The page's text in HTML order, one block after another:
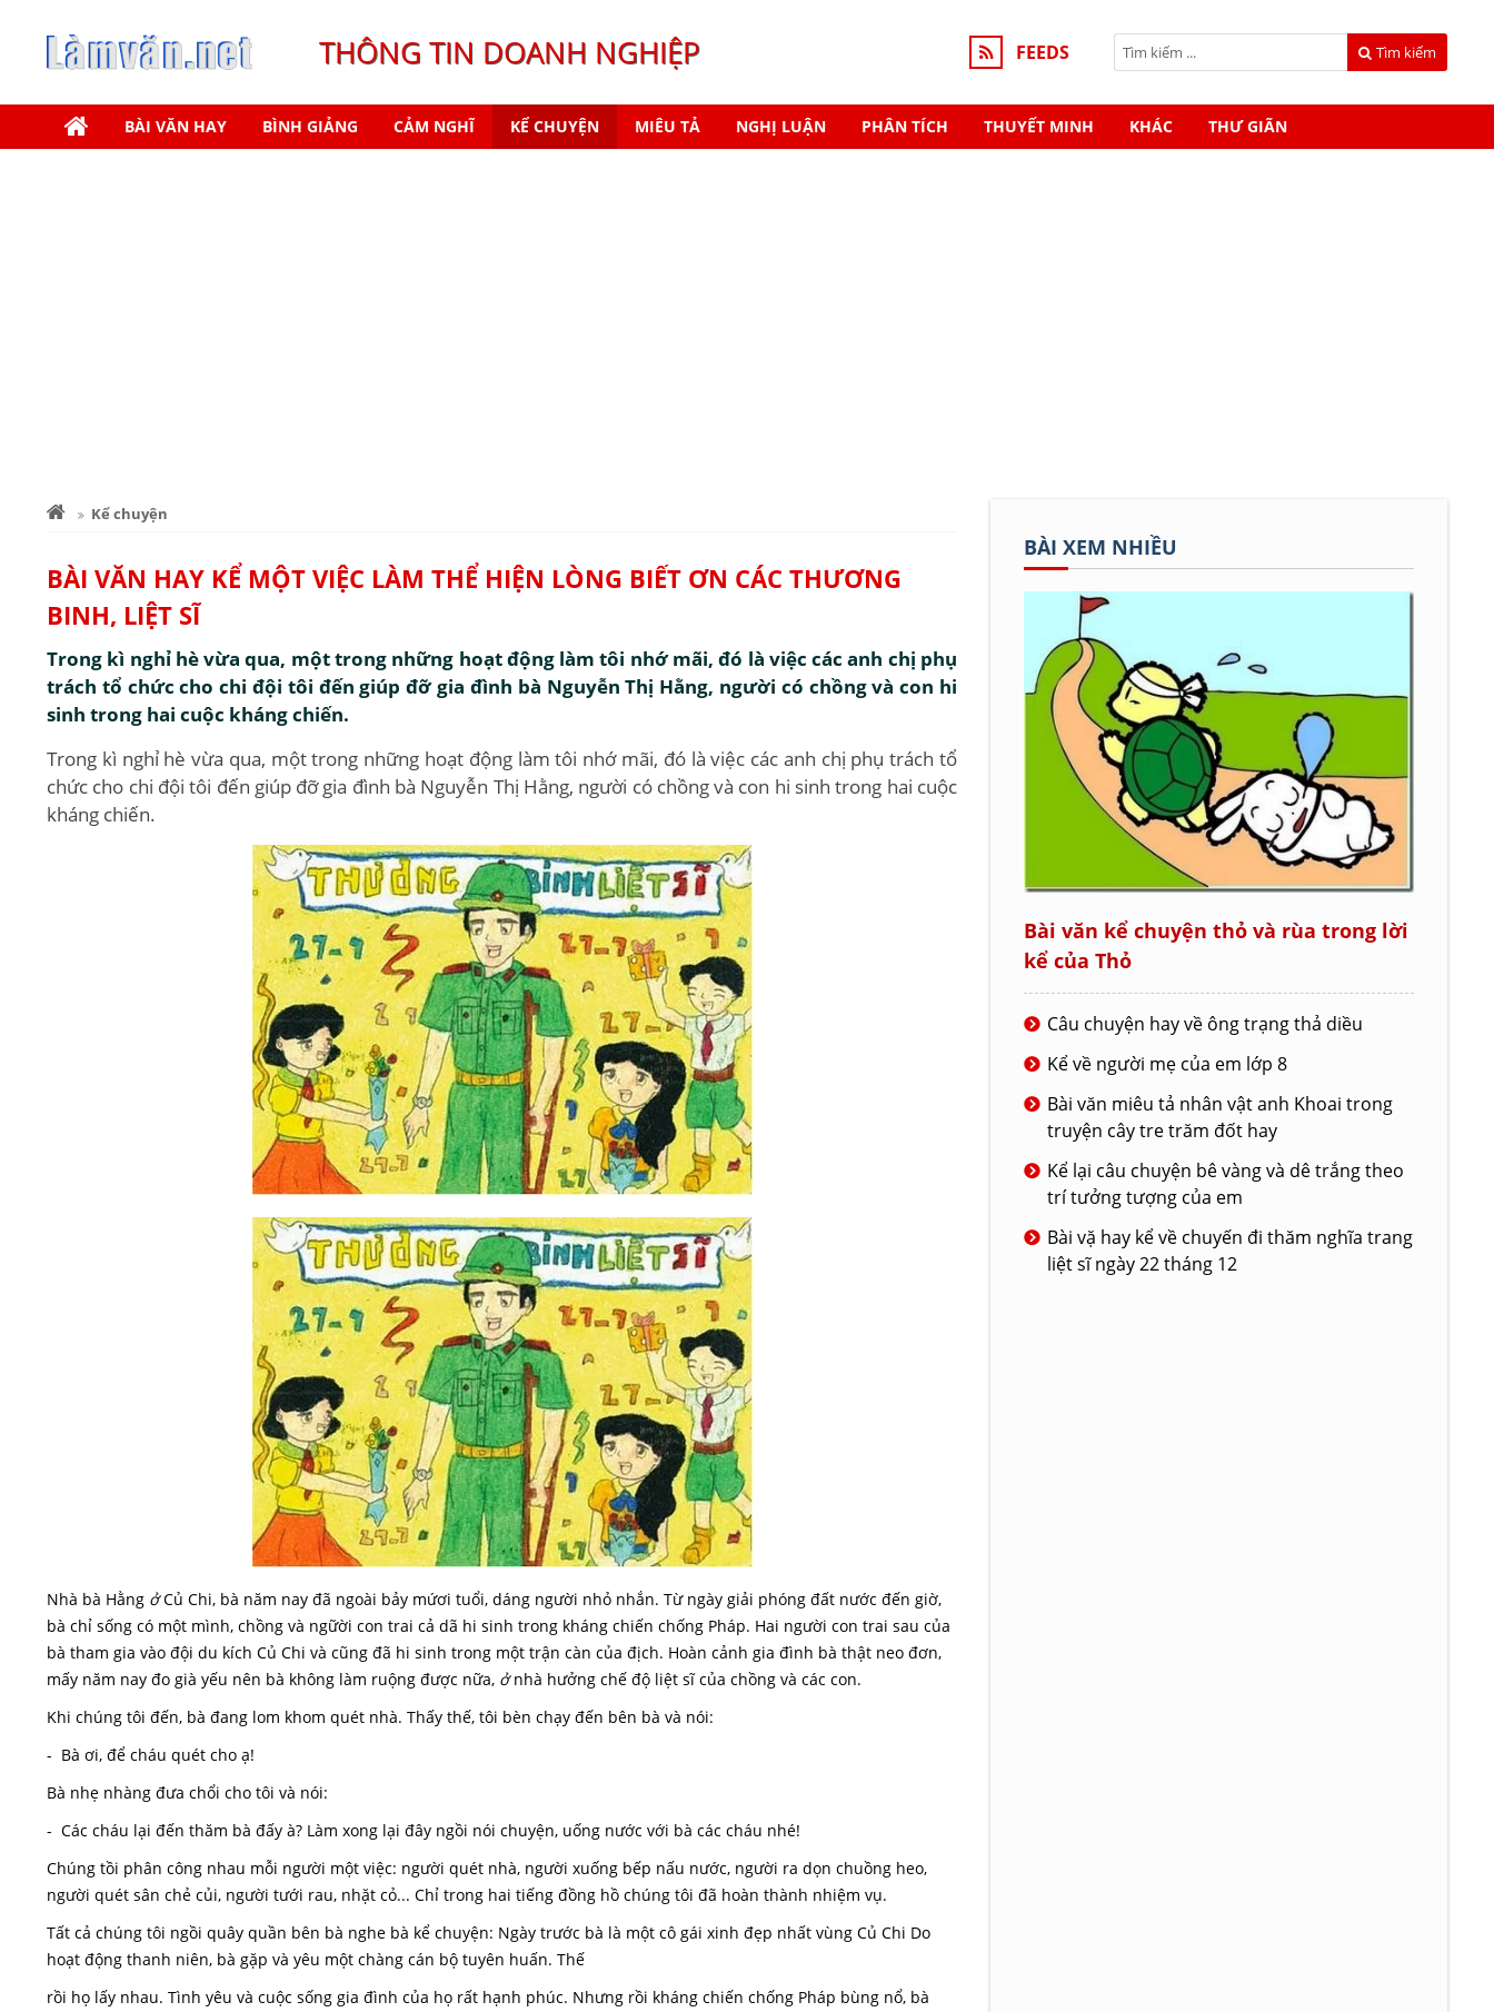
THÔNG TIN DOANH NGHIỆP FEEDS Tìm kiếm
BÀI VĂN HAY BÌNH GIẢNG CẢM NGHĨ KỂ CHUYỆN MIÊU TẢ NGHỊ LUẬN PHÂN TÍCH THUYẾT MINH KHÁC THƯ GIÃN
Kể chuyện
BÀI VĂN HAY KỂ MỘT VIỆC LÀM THỂ HIỆN LÒNG BIẾT ƠN CÁC THƯƠNG
BINH, LIỆT SĨ
Trong kì nghỉ hè vừa qua, một trong những hoạt động làm tôi nhớ mãi, đó là việc các anh chị phụ
trách tổ chức cho chi đội tôi đến giúp đỡ gia đình bà Nguyễn Thị Hằng, người có chồng và con hi
sinh trong hai cuộc kháng chiến.
Trong kì nghỉ hè vừa qua, một trong những hoạt động làm tôi nhớ mãi, đó là việc các anh chị phụ trách tổ
chức cho chi đội tôi đến giúp đỡ gia đình bà Nguyễn Thị Hằng, người có chồng và con hi sinh trong hai cuộc
kháng chiến.
Nhà bà Hằng ởCủ Chi, bà năm nay đã ngoài bảy mứơi tuổi, dáng người nhỏ nhắn. Từ ngày giải phóng đất nước đến giờ,
bà chỉ sống có một mình, chồng và ngữời con trai cả dã hi sinh trong kháng chiến chống Pháp. Hai người con trai sau của
bà tham gia vào đội du kích Củ Chi và cũng đã hi sinh trong một trận càn của địch. Hoàn cảnh gia đình bà thật neo đơn,
mấy năm nay đo già yếu nên bà không làm ruộng được nữa, ởnhà hưởng chế độ liệt sĩ của chồng và các con.
Khi chúng tôi đến, bà đang lom khom quét nhà. Thấy thế, tôi bèn chạy đến bên bà và nói:
- Bà ơi, để cháu quét cho ạ!
Bà nhẹ nhàng đưa chổi cho tôi và nói:
- Các cháu lại đến thăm bà đấy à? Làm xong lại đây ngồi nói chuyện, uống nước với bà các cháu nhé!
Chúng tồi phân công nhau mỗi người một việc: người quét nhà, người xuống bếp nấu nước, người ra dọn chuồng heo,
người quét sân chẻ củi, người tưới rau, nhặt cỏ... Chỉ trong hai tiếng đồng hồ chúng tôi đã hoàn thành nhiệm vụ.
Tất cả chúng tôi ngồi quây quần bên bà nghe bà kể chuyện: Ngày trước bà là một cô gái xinh đẹp nhất vùng Củ Chi Do
hoạt động thanh niên, bà gặp và yêu một chàng cán bộ tuyên huấn. Thế
rồi họ lấy nhau. Tình yêu và cuộc sống gia đình của họ rất hạnh phúc. Nhưng rồi kháng chiến chống Pháp bùng nổ, bà
BÀI XEM NHIỀU
Bài văn kể chuyện thỏ và rùa trong lời
kể của Thỏ
Câu chuyện hay về ông trạng thả diều
Kể về người mẹ của em lớp 8
Bài văn miêu tả nhân vật anh Khoai trong
truyện cây tre trăm đốt hay
Kể lại câu chuyện bê vàng và dê trắng theo
trí tưởng tượng của em
Bài vặ hay kể về chuyến đi thăm nghĩa trang
liệt sĩ ngày 22 tháng 12